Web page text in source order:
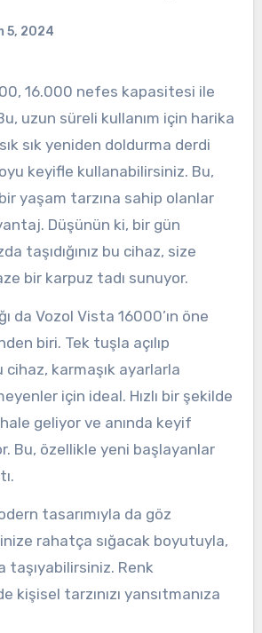
5, 2024
uzun süreli kullanım için harika
sık yeniden doldurma derdi
keyifle kullanabilirsiniz. Bu,
yaşam tarzına sahip olanlar
Düşünün ki, bir gün
taşıdığınız bu cihaz, size
bir karpuz tadı sunuyor.
da Vozol Vista 16000’ın öne
biri. Tek tuşla açılıp
cihaz, karmaşık ayarlarla
için ideal. Hızlı bir şekilde
hale geliyor ve anında keyif
Bu, özellikle yeni başlayanlar
tasarımıyla da göz
rahatça sığacak boyutuyla,
taşıyabilirsiniz. Renk
kişisel tarzınızı yansıtmanıza